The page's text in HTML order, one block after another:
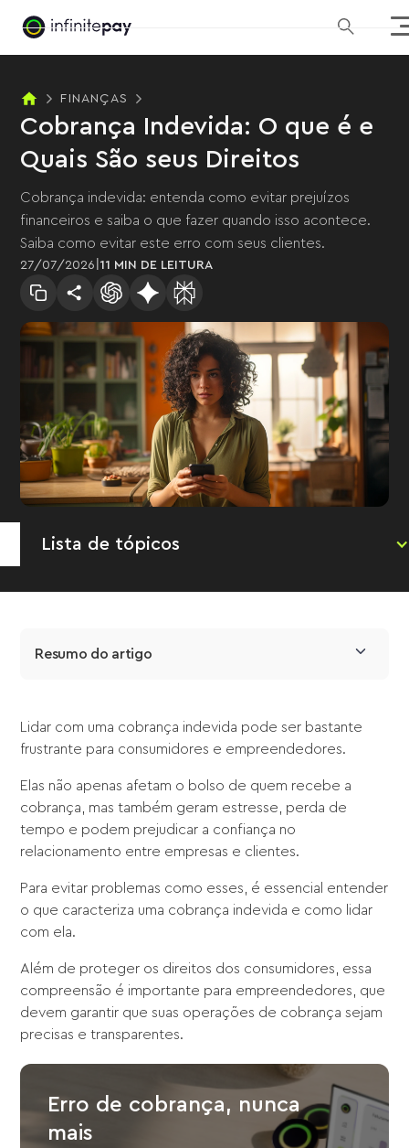
FINANÇAS
Cobrança Indevida: O que é e
Quais São seus Direitos
Cobrança indevida: entenda como evitar prejuízos
financeiros e saiba o que fazer quando isso acontece.
Saiba como evitar este erro com seus clientes.
27/07/2026 11 MIN DE LEITURA
Lista de tópicos
Resumo do artigo
Lidar com uma cobrança indevida pode ser bastante
frustrante para consumidores e empreendedores.
Elas não apenas afetam o bolso de quem recebe a
cobrança, mas também geram estresse, perda de
tempo e podem prejudicar a confiança no
relacionamento entre empresas e clientes.
Para evitar problemas como esses, é essencial entender
o que caracteriza uma cobrança indevida e como lidar
com ela.
Além de proteger os direitos dos consumidores, essa
compreensão é importante para empreendedores, que
devem garantir que suas operações de cobrança sejam
precisas e transparentes.
Erro de cobrança, nunca
mais